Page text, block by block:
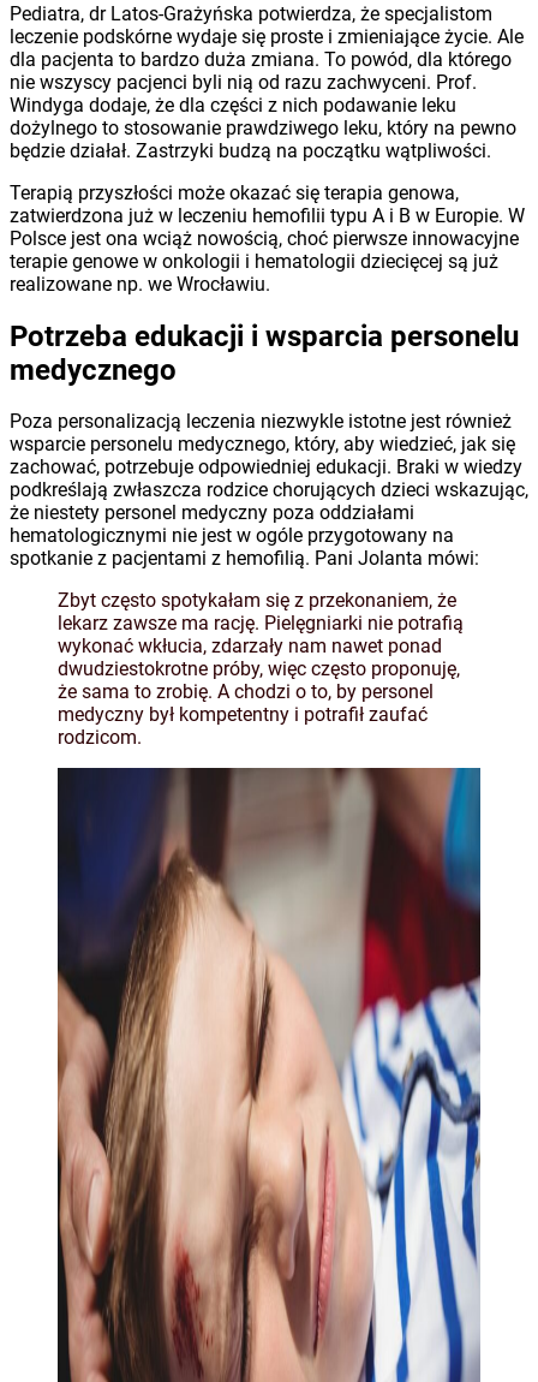
Pediatra, dr Latos-Grażyńska potwierdza, że specjalistom
leczenie podskórne wydaje się proste i zmieniające życie. Ale
dla pacjenta to bardzo duża zmiana. To powód, dla którego
nie wszyscy pacjenci byli nią od razu zachwyceni. Prof.
Windyga dodaje, że dla części z nich podawanie leku
dożylnego to stosowanie prawdziwego leku, który na pewno
będzie działał. Zastrzyki budzą na początku wątpliwości.
Terapią przyszłości może okazać się terapia genowa,
zatwierdzona już w leczeniu hemofilii typu A i B w Europie. W
Polsce jest ona wciąż nowością, choć pierwsze innowacyjne
terapie genowe w onkologii i hematologii dziecięcej są już
realizowane np. we Wrocławiu.
Potrzeba edukacji i wsparcia personelu
medycznego
Poza personalizacją leczenia niezwykle istotne jest również
wsparcie personelu medycznego, który, aby wiedzieć, jak się
zachować, potrzebuje odpowiedniej edukacji. Braki w wiedzy
podkreślają zwłaszcza rodzice chorujących dzieci wskazując,
że niestety personel medyczny poza oddziałami
hematologicznymi nie jest w ogóle przygotowany na
spotkanie z pacjentami z hemofilią. Pani Jolanta mówi:
Zbyt często spotykałam się z przekonaniem, że
lekarz zawsze ma rację. Pielęgniarki nie potrafią
wykonać wkłucia, zdarzały nam nawet ponad
dwudziestokrotne próby, więc często proponuję,
że sama to zrobię. A chodzi o to, by personel
medyczny był kompetentny i potrafił zaufać
rodzicom.